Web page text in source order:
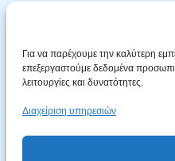
Για να παρέχουμε την καλύτερη
επεξεργαστούμε δεδομένα
λειτουργίες και δυνατότητες.
Διαχείριση υπηρεσιών